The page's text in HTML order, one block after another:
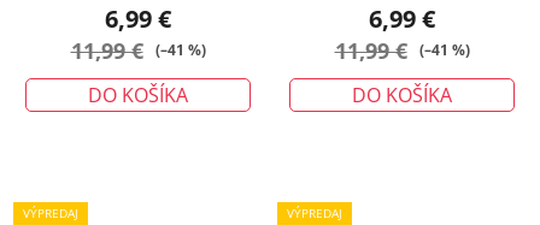
6,99 €
11,99 € (–41 %)
DO KOŠÍKA
6,99 €
11,99 € (–41 %)
DO KOŠÍKA
VÝPREDAJ VÝPREDAJ